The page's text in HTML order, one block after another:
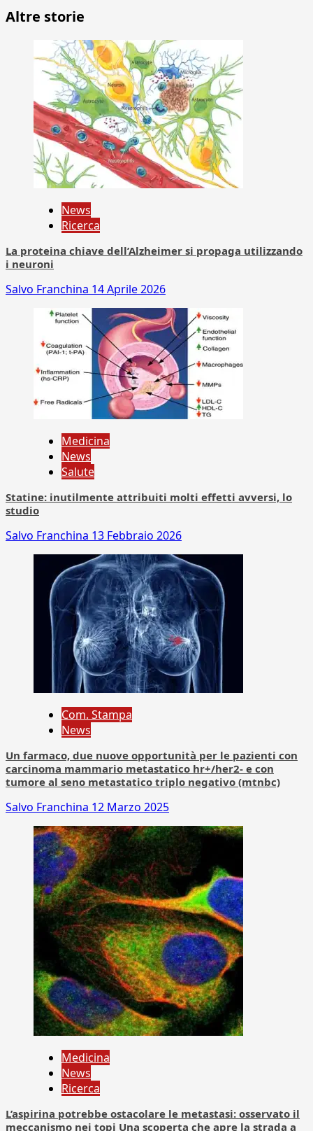
Altre storie
News
Ricerca
La proteina chiave dell’Alzheimer si propaga utilizzando
i neuroni
Salvo Franchina 14 Aprile 2026
Medicina
News
Salute
Statine: inutilmente attribuiti molti effetti avversi, lo
studio
Salvo Franchina 13 Febbraio 2026
Com. Stampa
News
Un farmaco, due nuove opportunità per le pazienti con
carcinoma mammario metastatico hr+/her2- e con
tumore al seno metastatico triplo negativo (mtnbc)
Salvo Franchina 12 Marzo 2025
Medicina
News
Ricerca
L’aspirina potrebbe ostacolare le metastasi: osservato il
meccanismo nei topi Una scoperta che apre la strada a